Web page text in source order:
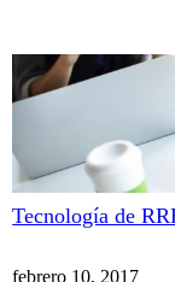
Tecnología de
febrero 10, 2017